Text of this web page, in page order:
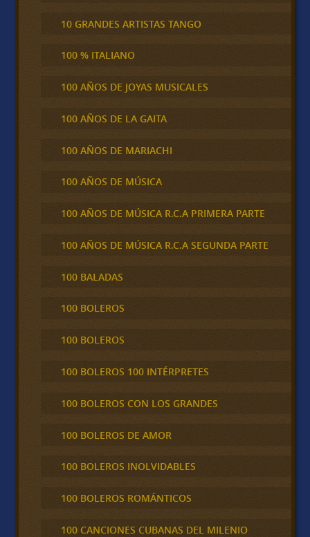
10 GRANDES ARTISTAS TANGO
100 % ITALIANO
100 AÑOS DE JOYAS MUSICALES
100 AÑOS DE LA GAITA
100 AÑOS DE MARIACHI
100 AÑOS DE MÚSICA
100 AÑOS DE MÚSICA R.C.A PRIMERA PARTE
100 AÑOS DE MÚSICA R.C.A SEGUNDA PARTE
100 BALADAS
100 BOLEROS
100 BOLEROS
100 BOLEROS 100 INTÉRPRETES
100 BOLEROS CON LOS GRANDES
100 BOLEROS DE AMOR
100 BOLEROS INOLVIDABLES
100 BOLEROS ROMÁNTICOS
100 CANCIONES CUBANAS DEL MILENIO